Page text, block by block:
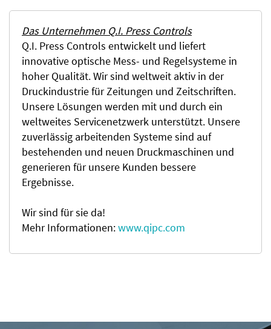
Das Unternehmen Q.I. Press Controls
Q.I. Press Controls entwickelt und liefert
innovative optische Mess- und Regelsysteme in
hoher Qualität. Wir sind weltweit aktiv in der
Druckindustrie für Zeitungen und Zeitschriften.
Unsere Lösungen werden mit und durch ein
weltweites Servicenetzwerk unterstützt. Unsere
zuverlässig arbeitenden Systeme sind auf
bestehenden und neuen Druckmaschinen und
generieren für unsere Kunden bessere
Ergebnisse.
Wir sind für sie da!
Mehr Informationen:www.qipc.com